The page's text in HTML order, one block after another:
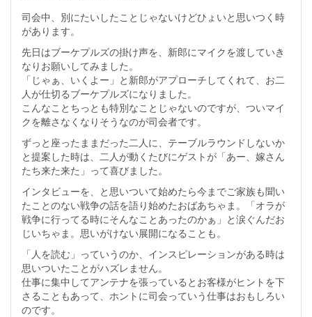
司会中、別にたいしたことじゃないけどひょいと思いつく時
があります。
先日はブーケプルズの掛け声を、新郎にマイクを渡していき
なりお願いしてみました。
「じゃぁ、いくよー」と新郎がアプローチしてくれて、お二
人が仕切るブーケプルズになりました。
こんなことちっとも特別なことじゃないのですが、ついマイ
クを離さなくなりそうなのが司会者です。
ずっと座ったままだった二人に、テーブルラウンドしないか
と提案した時は、二人が動くたびにゲストが「あー、嫁さん
たち来た来た」って喜びました。
インタビューを、と思いついて始めたら今までご家族も聞い
たことのない戦争の話を語り始めたおばあちゃま。「オラが
戦争に行ってる時にそんなことあったのかぁ」と涙ぐんだお
じいちゃま。思いがけない展開になることも。
「人を読む」っていうのか、インスピレーションがある時は
思いついたことがハズレません。
仕事に集中してアンテナを張っているとお客様がヒントを下
さることもあって、ホントに司会っていう仕事はおもしろい
のです。